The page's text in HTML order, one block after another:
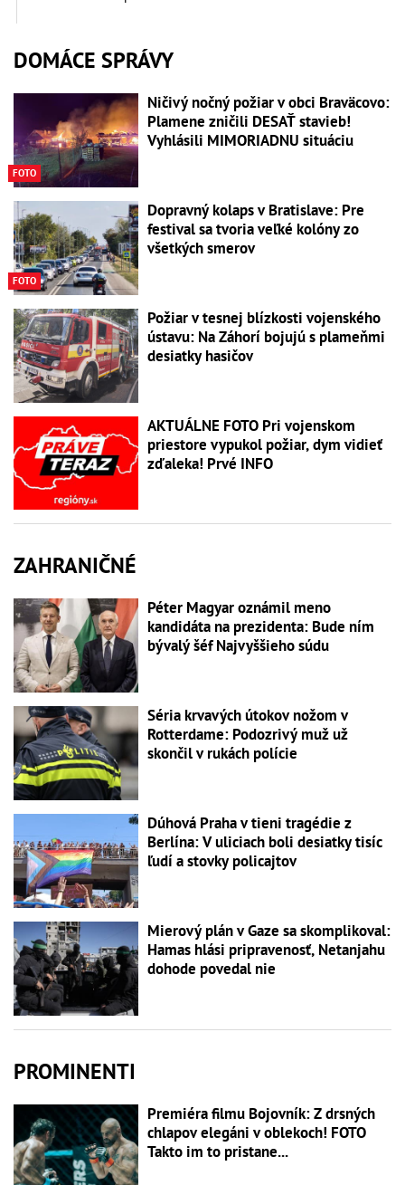
DOMÁCE SPRÁVY
FOTO
Ničivý nočný požiar v obci Braväcovo:
Plamene zničili DESAŤ stavieb!
Vyhlásili MIMORIADNU situáciu
FOTO
Dopravný kolaps v Bratislave: Pre
festival sa tvoria veľké kolóny zo
všetkých smerov
Požiar v tesnej blízkosti vojenského
ústavu: Na Záhorí bojujú s plameňmi
desiatky hasičov
AKTUÁLNE FOTO Pri vojenskom
priestore vypukol požiar, dym vidieť
zďaleka! Prvé INFO
ZAHRANIČNÉ
Péter Magyar oznámil meno
kandidáta na prezidenta: Bude ním
bývalý šéf Najvyššieho súdu
Séria krvavých útokov nožom v
Rotterdame: Podozrivý muž už
skončil v rukách polície
Dúhová Praha v tieni tragédie z
Berlína: V uliciach boli desiatky tisíc
ľudí a stovky policajtov
Mierový plán v Gaze sa skomplikoval:
Hamas hlási pripravenosť, Netanjahu
dohode povedal nie
PROMINENTI
Premiéra filmu Bojovník: Z drsných
chlapov elegáni v oblekoch! FOTO
Takto im to pristane...